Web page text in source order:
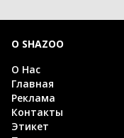
О SHAZOO
О Нас
Главная
Реклама
Контакты
Этикет